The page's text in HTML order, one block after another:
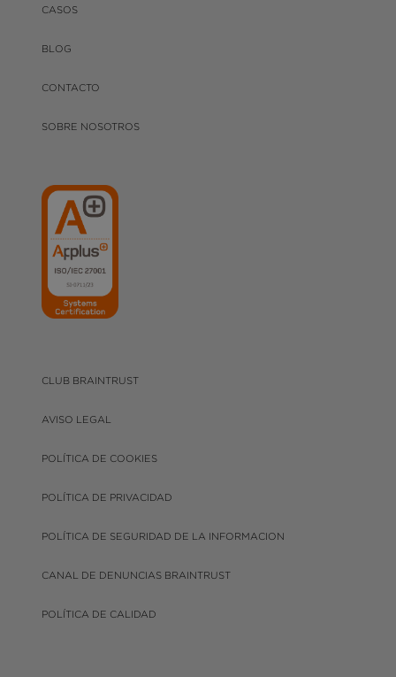
CASOS
BLOG
CONTACTO
SOBRE NOSOTROS
CLUB BRAINTRUST
AVISO LEGAL
POLÍTICA DE COOKIES
POLÍTICA DE PRIVACIDAD
POLÍTICA DE SEGURIDAD DE LA INFORMACION
CANAL DE DENUNCIAS BRAINTRUST
POLÍTICA DE CALIDAD